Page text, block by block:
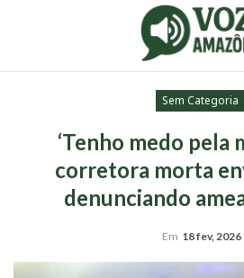
Sem Categoria
‘Tenho medo pela
corretora morta
denunciando
Em 18 fev, 2026